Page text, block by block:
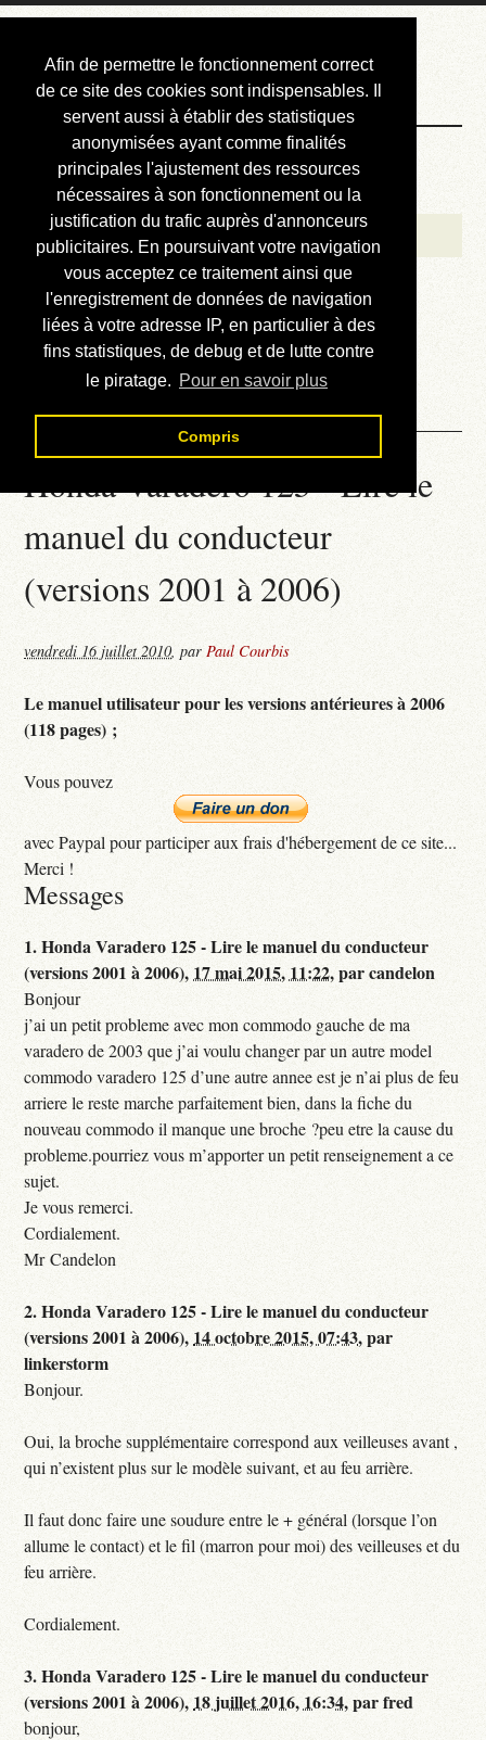
Afin de permettre le fonctionnement correct
de ce site des cookies sont indispensables. Il
servent aussi à établir des statistiques
anonymisées ayant comme finalités
principales l'ajustement des ressources
nécessaires à son fonctionnement ou la
justification du trafic auprès d'annonceurs
publicitaires. En poursuivant votre navigation
vous acceptez ce traitement ainsi que
l'enregistrement de données de navigation
liées à votre adresse IP, en particulier à des
fins statistiques, de debug et de lutte contre
le piratage. Pour en savoir plus
Compris
Courbis, « LE »
Blog Officiel
Bienvenue
Réalisations
Divers (et d’été)
Annonces
Liens externes
Téléchargement
Contact
Honda Varadero 125 - Lire le
manuel du conducteur
(versions 2001 à 2006)
vendredi 16 juillet 2010,parPaul Courbis
Le manuel utilisateur pour les versions antérieures à 2006
(118 pages) ;
Vous pouvez
avec Paypal pour participer aux frais d'hébergement de ce site...
Merci !
Messages
1.Honda Varadero 125 - Lire le manuel du conducteur
(versions 2001 à 2006), 17 mai 2015, 11:22,parcandelon
Bonjour
j’ai un petit probleme avec mon commodo gauche de ma
varadero de 2003 que j’ai voulu changer par un autre model
commodo varadero 125 d’une autre annee est je n’ai plus de feu
arriere le reste marche parfaitement bien, dans la fiche du
nouveau commodo il manque une broche ?peu etre la cause du
probleme.pourriez vous m’apporter un petit renseignement a ce
sujet.
Je vous remerci.
Cordialement.
Mr Candelon
2.Honda Varadero 125 - Lire le manuel du conducteur
(versions 2001 à 2006), 14 octobre 2015, 07:43,par
linkerstorm
Bonjour.
Oui, la broche supplémentaire correspond aux veilleuses avant ,
qui n’existent plus sur le modèle suivant, et au feu arrière.
Il faut donc faire une soudure entre le + général (lorsque l’on
allume le contact) et le fil (marron pour moi) des veilleuses et du
feu arrière.
Cordialement.
3.Honda Varadero 125 - Lire le manuel du conducteur
(versions 2001 à 2006), 18 juillet 2016, 16:34,parfred
bonjour,